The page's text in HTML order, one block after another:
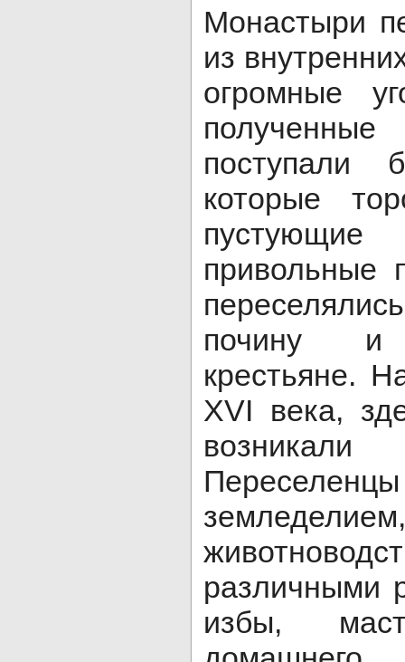
Монастыри
из
огромные
поступали
которые
привольные
почину и
крестьяне.
XVI века,
различными
избы,